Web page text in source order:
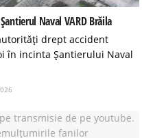
Naval VARD Brăila
drept accident
în incinta Șantierului Naval